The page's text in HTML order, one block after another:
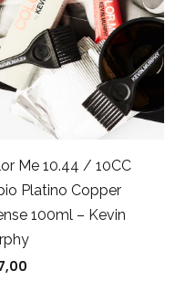
Me 10.44 / 10CC
Platino Copper
100ml – Kevin